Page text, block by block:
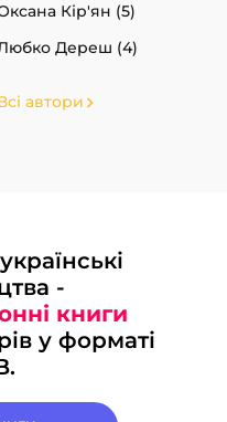
Кір'ян (5)
Дереш (4)
автори
українські
-
книги
у форматі